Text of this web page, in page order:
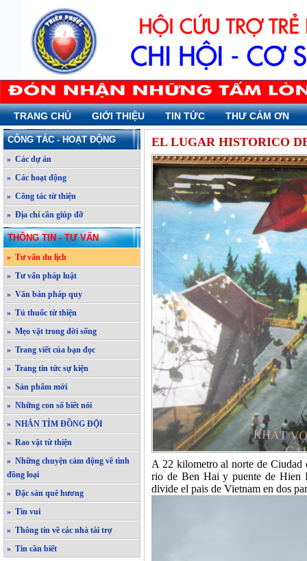
TRANG CHỦ GIỚI THIỆU TIN TỨC THƯ CẢM ƠN
CÔNG TÁC - HOẠT ĐỘNG
» Các dự án
» Các hoạt động
» Công tác từ thiện
» Địa chỉ cần giúp đỡ
THÔNG TIN - TƯ VẤN
» Tư vấn du lịch
» Tư vấn pháp luật
» Văn bản pháp quy
» Tủ thuốc từ thiện
» Mẹo vặt trong đời sống
» Trang viết của bạn đọc
» Trang tin tức sự kiện
» Sản phẩm mới
» Những con số biết nói
» NHẮN TÌM ĐỒNG ĐỘI
» Rao vặt từ thiện
» Những chuyện cảm động về tình
đồng loại
» Đặc sản quê hương
» Tin vui
» Thông tin về các nhà tài trợ
» Tin cần biết
EL LUGAR HISTORICO
A 22 kilometro al norte de Ciudad
rio de Ben Hai y puente de Hien
divide el pais de Vietnam en dos